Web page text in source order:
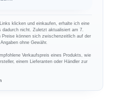
klicken und einkaufen, erhalte ich eine
nicht. Zuletzt aktualisiert am 7.
können sich zwischenzeitlich auf der
ohne Gewähr.
Verkaufspreis eines Produkts, wie
einem Lieferanten oder Händler zur